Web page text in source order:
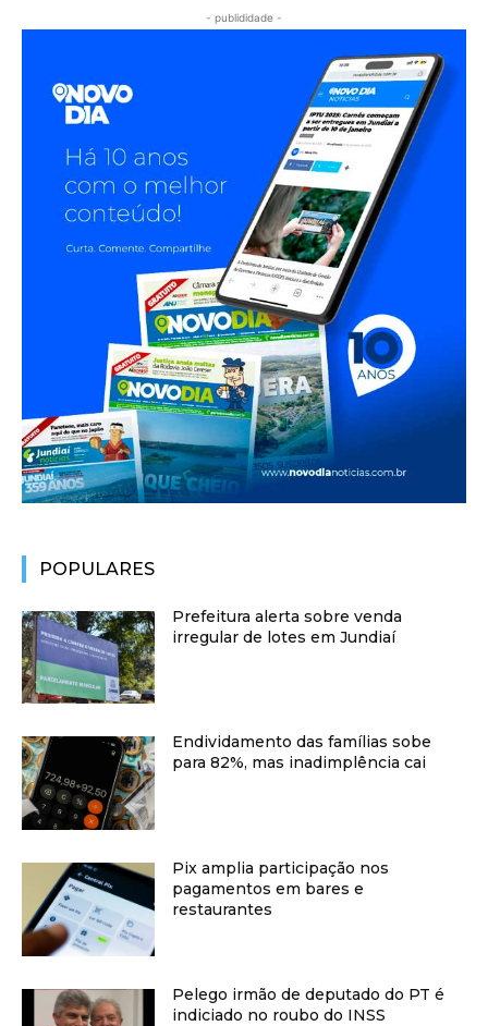
- publididade -
POPULARES
Prefeitura alerta sobre venda
irregular de lotes em Jundiaí
Endividamento das famílias sobe
para 82%, mas inadimplência cai
Pix amplia participação nos
pagamentos em bares e
restaurantes
Pelego irmão de deputado do PT é
indiciado no roubo do INSS